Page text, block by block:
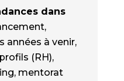
dans
années à venir,
(RH),
mentorat